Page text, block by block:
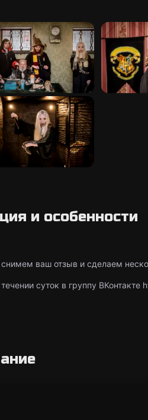
и особенности
ваш отзыв и сделаем
суток в группу ВКонтакте